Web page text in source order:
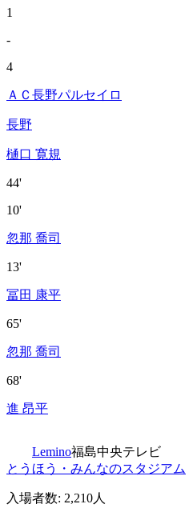
1
-
4
ＡＣ長野パルセイロ
長野
樋口 寛規
44'
10'
忽那 喬司
13'
冨田 康平
65'
忽那 喬司
68'
進 昂平
Lemino福島中央テレビ
とうほう・みんなのスタジアム
入場者数: 2,210人